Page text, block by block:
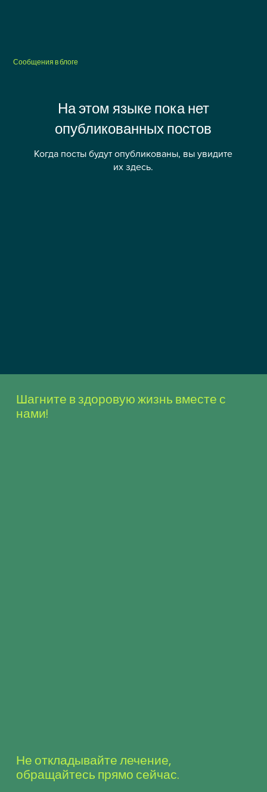
На этом языке пока нет
опубликованных постов
Когда посты будут опубликованы, вы увидите
их здесь.
Сообщения в блоге
Шагните в здоровую жизнь вместе с
нами!
Не откладывайте лечение,
обращайтесь прямо сейчас.